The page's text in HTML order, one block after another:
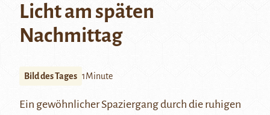
Licht am späten
Nachmittag
Bild des Tages 1Minute
Ein gewöhnlicher Spaziergang durch die ruhigen